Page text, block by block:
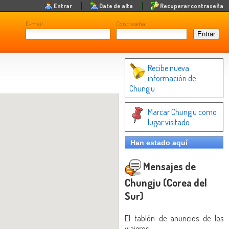
E-mail Contraseña
Entrar Date de alta Recuperar contraseña
Recibe nueva
información de
Chungju
Marcar Chungju como
lugar visitado
Han estado aquí
Mensajes de
Chungju (Corea del
Sur)
El tablón de anuncios de los